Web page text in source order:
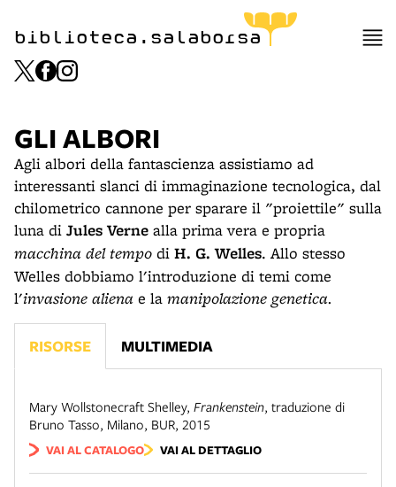
biblioteca.salaborsa
GLI ALBORI
Agli albori della fantascienza assistiamo ad
interessanti slanci di immaginazione tecnologica, dal
chilometrico cannone per sparare il "proiettile" sulla
luna di Jules Verne alla prima vera e propria
macchina del tempo di H. G. Welles. Allo stesso
Welles dobbiamo l'introduzione di temi come
l'invasione aliena e la manipolazione genetica.
RISORSE MULTIMEDIA
Mary Wollstonecraft Shelley, Frankenstein, traduzione di
Bruno Tasso, Milano, BUR, 2015
VAI AL CATALOGO VAI AL DETTAGLIO